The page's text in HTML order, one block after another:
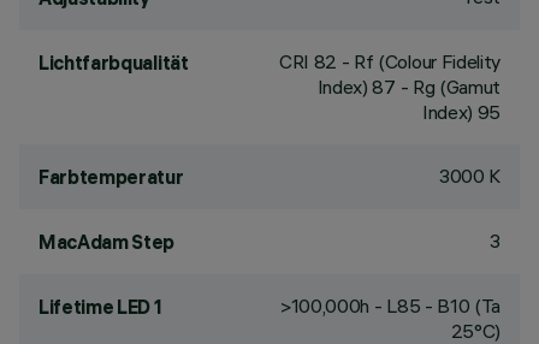
Lichtfarbqualität CRI 82 - Rf (Colour Fidelity
Index) 87 - Rg (Gamut
Index) 95
Farbtemperatur 3000 K
MacAdam Step 3
Lifetime LED 1
>100,000h - L85 - B10 (Ta
25°C)